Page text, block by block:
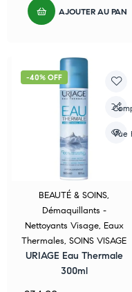
AJOUTER AU
-40% OFF
Vue
BEAUTÉ & SOINS,
Démaquillants -
Nettoyants Visage, Eaux
Thermales, SOINS VISAGE
URIAGE Eau Thermale
300ml